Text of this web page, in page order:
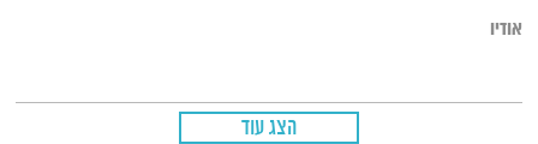
אודיו
הצג עוד